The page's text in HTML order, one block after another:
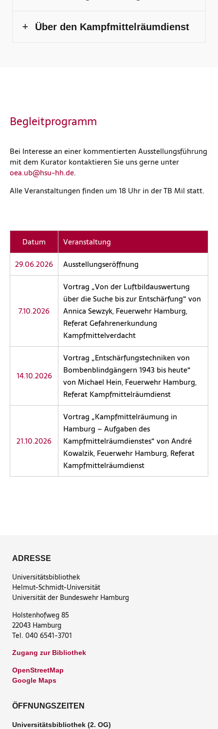
Über den Kampfmittelräumdienst
Begleitprogramm
Bei Interesse an einer kommentierten Ausstellungsführung
mit dem Kurator kontaktieren Sie uns gerne unter
oea.ub@hsu-hh.de.
Alle Veranstaltungen finden um 18 Uhr in der TB Mil statt.
Datum
Veranstaltung
29.06.2026
Ausstellungseröffnung
7.10.2026
Vortrag „Von der Luftbildauswertung
über die Suche bis zur Entschärfung“ von
Annica Sewzyk, Feuerwehr Hamburg,
Referat Gefahrenerkundung
Kampfmittelverdacht
14.10.2026
Vortrag „Entschärfungstechniken von
Bombenblindgängern 1943 bis heute“
von Michael Hein, Feuerwehr Hamburg,
Referat Kampfmittelräumdienst
21.10.2026
Vortrag „Kampfmittelräumung in
Hamburg – Aufgaben des
Kampfmittelräumdienstes“ von André
Kowalzik, Feuerwehr Hamburg, Referat
Kampfmittelräumdienst
ADRESSE
Universitätsbibliothek
Helmut-Schmidt-Universität
Universität der Bundeswehr Hamburg
Holstenhofweg 85
22043 Hamburg
Tel. 040 6541-3701
Zugang zur Bibliothek
OpenStreetMap
Google Maps
ÖFFNUNGSZEITEN
Universitätsbibliothek (2. OG)